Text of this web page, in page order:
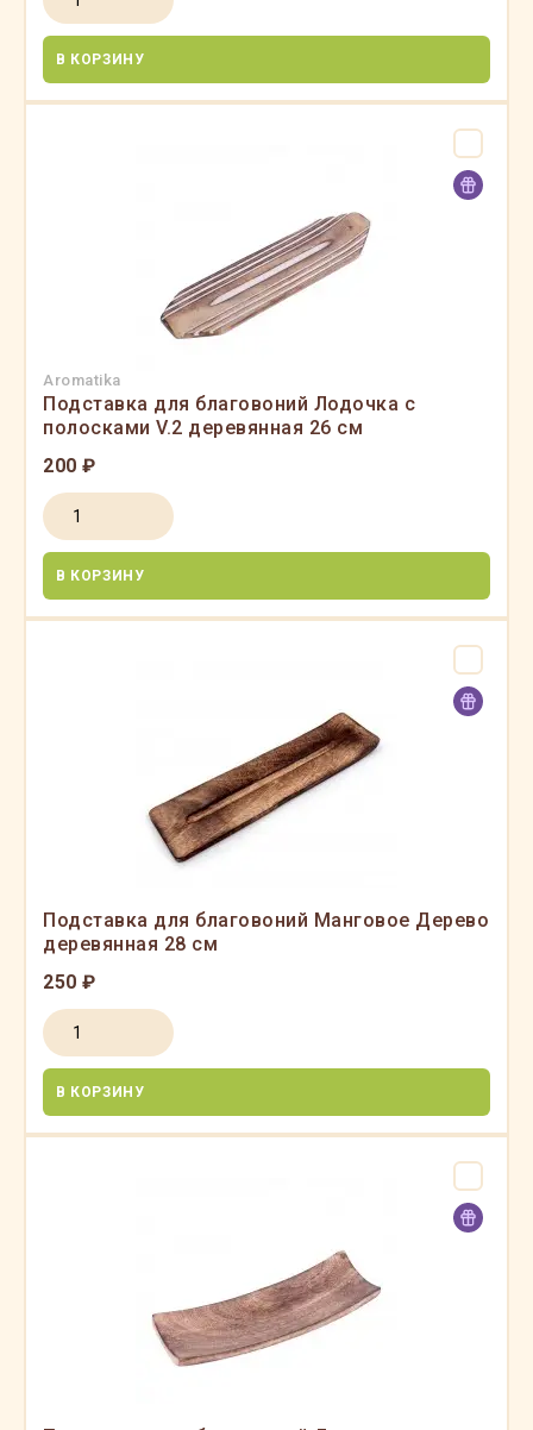
В КОРЗИНУ
Aromatika
Подставка для благовоний Лодочка с
полосками V.2 деревянная 26 см
200 ₽
В КОРЗИНУ
Подставка для благовоний Манговое Дерево
деревянная 28 см
250 ₽
В КОРЗИНУ